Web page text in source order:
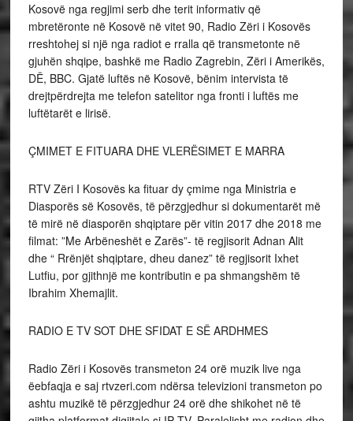
Kosovë nga regjimi serb dhe terit informativ që
mbretëronte në Kosovë në vitet 90, Radio Zëri i Kosovës
rreshtohej si një nga radiot e rralla që transmetonte në
gjuhën shqipe, bashkë me Radio Zagrebin, Zëri i Amerikës,
DË, BBC. Gjatë luftës në Kosovë, bënim intervista të
drejtpërdrejta me telefon satelitor nga fronti i luftës me
luftëtarët e lirisë.
ÇMIMET E FITUARA DHE VLERËSIMET E MARRA
RTV Zëri I Kosovës ka fituar dy çmime nga Ministria e
Diasporës së Kosovës, të përzgjedhur si dokumentarët më
të mirë në diasporën shqiptare për vitin 2017 dhe 2018 me
filmat: ”Me Arbëneshët e Zarës”- të regjisorit Adnan Alit
dhe “ Rrënjët shqiptare, dheu danez” të regjisorit Ixhet
Lutfiu, por gjithnjë me kontributin e pa shmangshëm të
Ibrahim Xhemajlit.
RADIO E TV SOT DHE SFIDAT E SË ARDHMES
Radio Zëri i Kosovës transmeton 24 orë muzik live nga
ëebfaqja e saj rtvzeri.com ndërsa televizioni transmeton po
ashtu muzikë të përzgjedhur 24 orë dhe shikohet në të